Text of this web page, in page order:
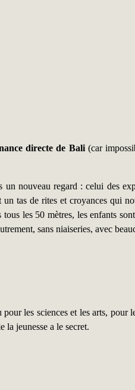
directe de Bali(car
nouveau regard : celui des
tas de rites et croyances qui
les 50 mètres, les enfants
sans niaiseries, avec
les sciences et les arts, pour
la jeunesse a le secret.